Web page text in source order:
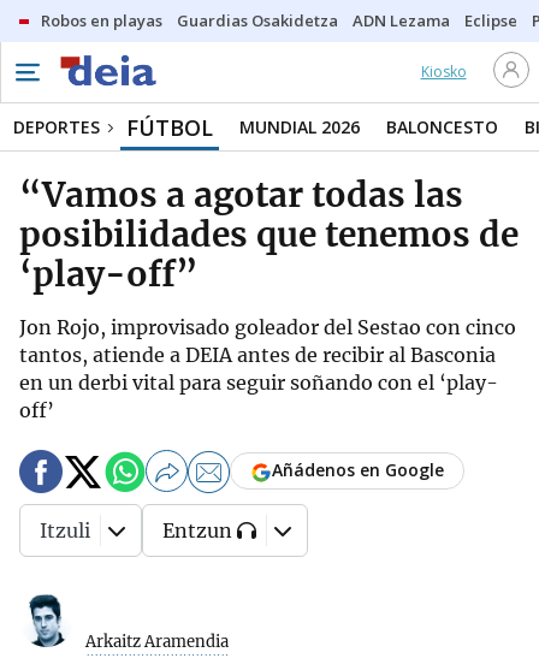
Robos en playas Guardias Osakidetza ADN Lezama Eclipse
Kiosko
DEPORTES FÚTBOL MUNDIAL 2026 BALONCESTO
“Vamos a agotar todas las
posibilidades que tenemos de
‘play-off”
Jon Rojo, improvisado goleador del Sestao con cinco
tantos, atiende a DEIA antes de recibir al Basconia
en un derbi vital para seguir soñando con el ‘play-
off’
Arkaitz Aramendia
Añádenos en Google
Itzuli Entzun